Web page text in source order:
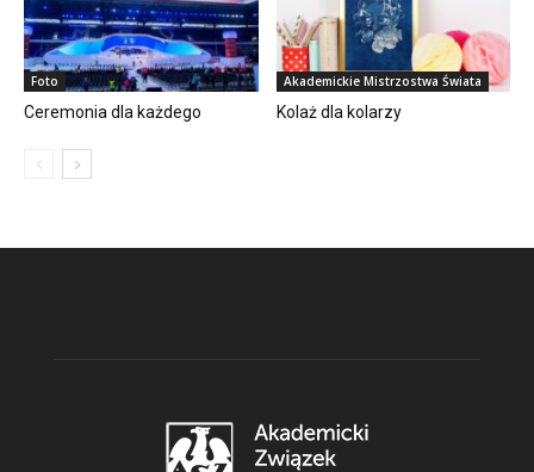
Foto
Ceremonia dla każdego
Akademickie Mistrzostwa Świata
Kolaż dla kolarzy